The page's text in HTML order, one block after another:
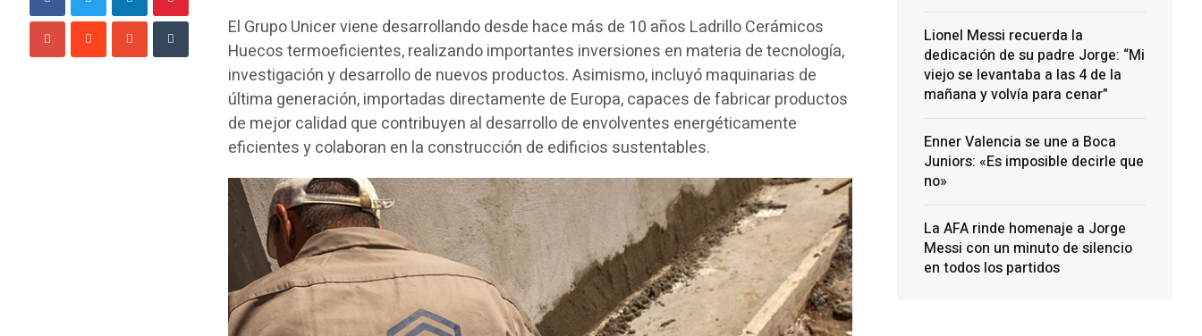
El Grupo Unicer viene desarrollando desde hace más de 10 años Ladrillo Cerámicos
Huecos termoeficientes, realizando importantes inversiones en materia de tecnología,
investigación y desarrollo de nuevos productos. Asimismo, incluyó maquinarias de
última generación, importadas directamente de Europa, capaces de fabricar productos
de mejor calidad que contribuyen al desarrollo de envolventes energéticamente
eficientes y colaboran en la construcción de edificios sustentables.
Lionel Messi recuerda la
dedicación de su padre Jorge: “Mi
viejo se levantaba a las 4 de la
mañana y volvía para cenar”
Enner Valencia se une a Boca
Juniors: «Es imposible decirle que
no»
La AFA rinde homenaje a Jorge
Messi con un minuto de silencio
en todos los partidos